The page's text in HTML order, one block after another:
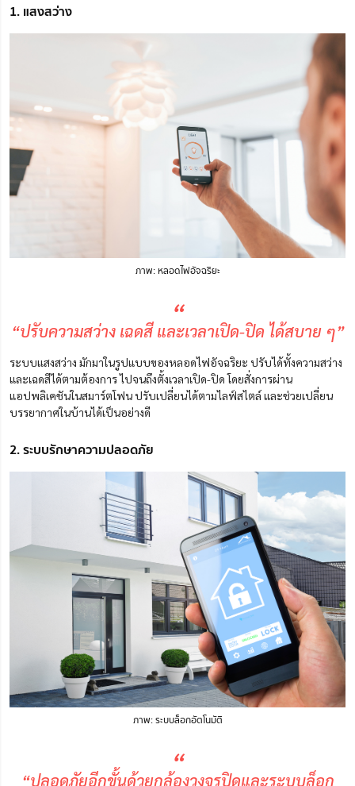
1. แสงสว่าง
ภาพ: หลอดไฟอัจฉริยะ
“
“ปรับความสว่าง เฉดสี และเวลาเปิด-ปิด ได้สบาย ๆ”
ระบบแสงสว่าง มักมาในรูปแบบของหลอดไฟอัจฉริยะ ปรับได้ทั้งความสว่าง
และเฉดสีได้ตามต้องการ ไปจนถึงตั้งเวลาเปิด-ปิด โดยสั่งการผ่าน
แอปพลิเคชันในสมาร์ตโฟนปรับเปลี่ยนได้ตามไลฟ์สไตล์ และช่วยเปลี่ยน
บรรยากาศในบ้านได้เป็นอย่างดี
2. ระบบรักษาความปลอดภัย
ภาพ: ระบบล็อกอัตโนมัติ
“
“ปลอดภัยอีกขั้นด้วยกล้องวงจรปิดและระบบล็อก